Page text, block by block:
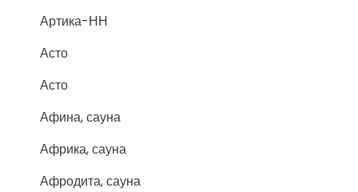
Артика-НН
Асто
Асто
Афина, сауна
Африка, сауна
Афродита, сауна